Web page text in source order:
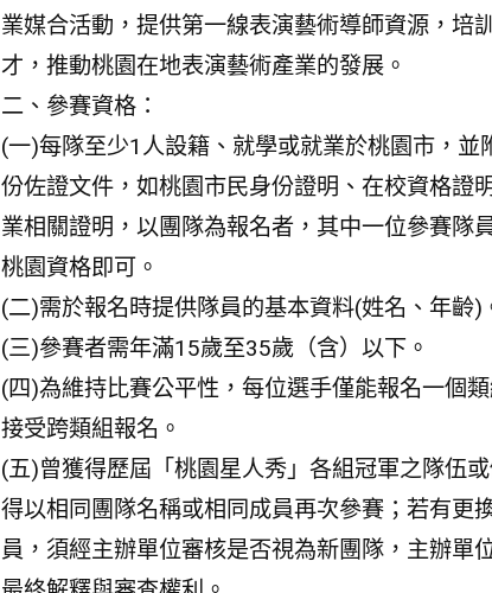
業媒合活動，提供第一線表演藝術導師資源，培
才，推動桃園在地表演藝術產業的發展。
二、參賽資格：
(一)每隊至少1人設籍、就學或就業於桃園市，並
份佐證文件，如桃園市民身份證明、在校資格證
業相關證明，以團隊為報名者，其中一位參賽隊
桃園資格即可。
(二)需於報名時提供隊員的基本資料(姓名、年齡)
(三)參賽者需年滿15歲至35歲（含）以下。
(四)為維持比賽公平性，每位選手僅能報名一個
接受跨類組報名。
(五)曾獲得歷屆「桃園星人秀」各組冠軍之隊伍
得以相同團隊名稱或相同成員再次參賽；若有更
員，須經主辦單位審核是否視為新團隊，主辦單